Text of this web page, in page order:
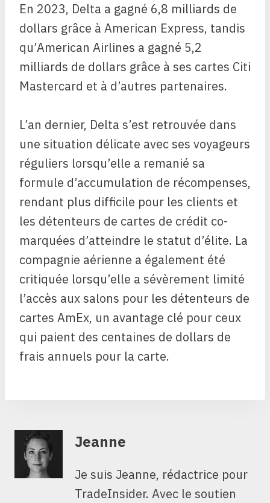
En 2023, Delta a gagné 6,8 milliards de
dollars grâce à American Express, tandis
qu’American Airlines a gagné 5,2
milliards de dollars grâce à ses cartes Citi
Mastercard et à d’autres partenaires.
L’an dernier, Delta s’est retrouvée dans
une situation délicate avec ses voyageurs
réguliers lorsqu’elle a remanié sa
formule d’accumulation de récompenses,
rendant plus difficile pour les clients et
les détenteurs de cartes de crédit co-
marquées d’atteindre le statut d’élite. La
compagnie aérienne a également été
critiquée lorsqu’elle a sévèrement limité
l’accès aux salons pour les détenteurs de
cartes AmEx, un avantage clé pour ceux
qui paient des centaines de dollars de
frais annuels pour la carte.
Jeanne
Je suis Jeanne, rédactrice pour
TradeInsider. Avec le soutien